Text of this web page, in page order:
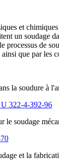
et
un
processus de
que par les
la soudure à
322-4-392-96
soudage
et la